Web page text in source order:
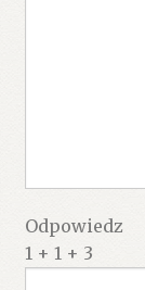
Odpowiedz
1 + 1 + 3